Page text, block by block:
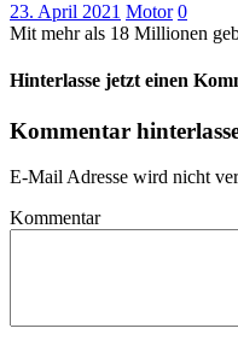
23. April 2021 Motor 0
Mit mehr als 18 Millionen
Hinterlasse jetzt einen
Kommentar
E-Mail Adresse wird nicht
Kommentar